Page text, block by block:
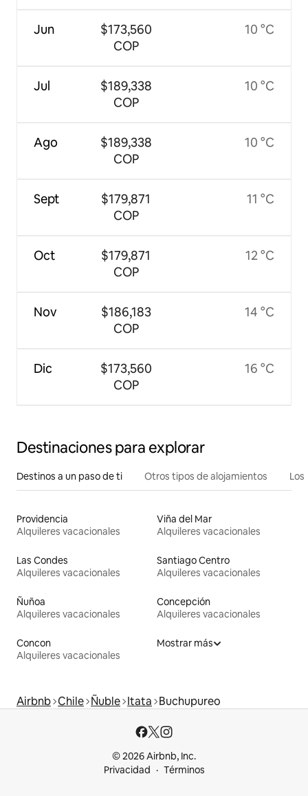
Jun
Jul
Ago
Sept
Oct
Nov
Dic
$173,560
COP
$189,338
COP
$189,338
COP
$179,871
COP
$179,871
COP
$186,183
COP
$173,560
COP
10 °C
10 °C
10 °C
11 °C
12 °C
14 °C
16 °C
Destinaciones para explorar
Destinos a un paso de ti Otros tipos de alojamientos
Providencia
Alquileres vacacionales
Viña del Mar
Alquileres vacacionales
Las Condes
Alquileres vacacionales
Santiago Centro
Alquileres vacacionales
Ñuñoa
Alquileres vacacionales
Concepción
Alquileres vacacionales
Concon
Alquileres vacacionales
Mostrar más
Airbnb Chile Ñuble Itata Buchupureo
© 2026 Airbnb, Inc.
Privacidad
Términos